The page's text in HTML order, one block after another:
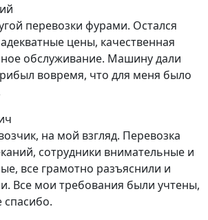
перевозки фурами. Остался
цены, качественная
обслуживание. Машину дали
вовремя, что для меня было
на мой взгляд. Перевозка
сотрудники внимательные и
все грамотно разъяснили и
Все мои требования были учтены,
спасибо.